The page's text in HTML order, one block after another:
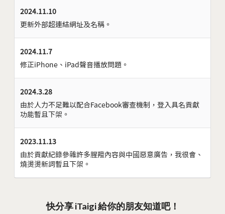
2024.11.10
更新外部超連結網址及名稱。
2024.11.7
修正iPhone、iPad聲音播放問題。
2024.3.28
由於人力不足難以配合Facebook審查機制，登入具名貢獻
功能暫且下架。
2023.11.13
由於貢獻紀錄參雜許多腥羶內容與中國惡意廣告，我很會、
燒燙燙新詞暫且下架。
快分享 iTaigi 給你的朋友知道吧！